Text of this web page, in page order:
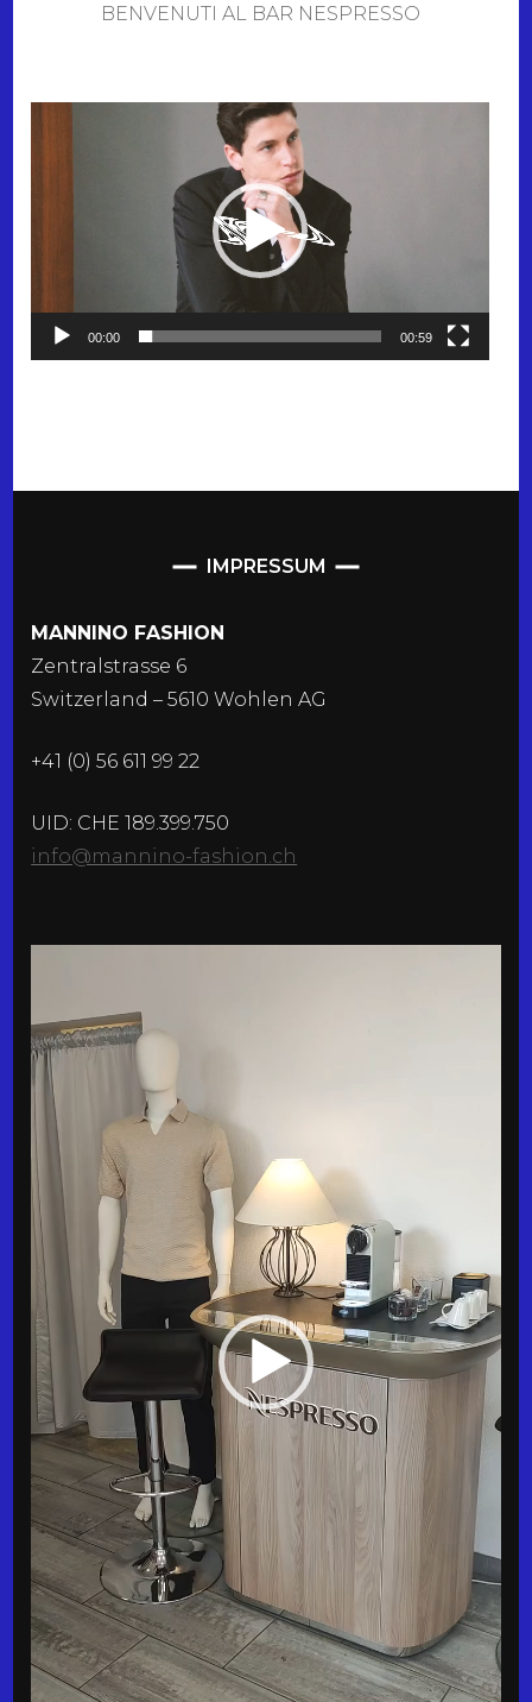
BENVENUTI AL BAR NESPRESSO
00:00 00:59
IMPRESSUM
MANNINO FASHION
Zentralstrasse 6
Switzerland – 5610 Wohlen AG
+41 (0) 56 611 99 22
UID: CHE 189.399.750
info@mannino-fashion.ch